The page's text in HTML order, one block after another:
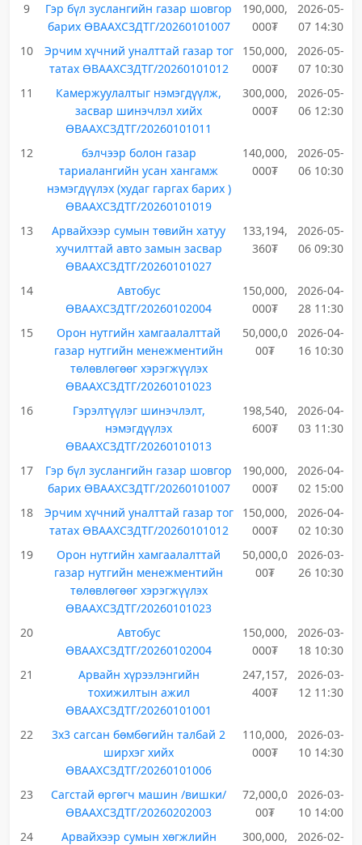
9
Гэр бүл зуслангийн газар шовгор
барих ӨВААХСЗДТГ/20260101007
190,000,
000₮
2026-05-
07 14:30
10
Эрчим хүчний уналттай газар тог
татах ӨВААХСЗДТГ/20260101012
150,000,
000₮
2026-05-
07 10:30
11
Камержуулалтыг нэмэгдүүлж,
засвар шинэчлэл хийх
ӨВААХСЗДТГ/20260101011
300,000,
000₮
2026-05-
06 12:30
12
бэлчээр болон газар
тариалангийн усан хангамж
нэмэгдүүлэх (худаг гаргах барих )
ӨВААХСЗДТГ/20260101019
140,000,
000₮
2026-05-
06 10:30
13
Арвайхээр сумын төвийн хатуу
хучилттай авто замын засвар
ӨВААХСЗДТГ/20260101027
133,194,
360₮
2026-05-
06 09:30
14
Автобус
ӨВААХСЗДТГ/20260102004
150,000,
000₮
2026-04-
28 11:30
15
Орон нутгийн хамгаалалттай
газар нутгийн менежментийн
төлөвлөгөөг хэрэгжүүлэх
ӨВААХСЗДТГ/20260101023
50,000,0
00₮
2026-04-
16 10:30
16
Гэрэлтүүлэг шинэчлэлт,
нэмэгдүүлэх
ӨВААХСЗДТГ/20260101013
198,540,
600₮
2026-04-
03 11:30
17
Гэр бүл зуслангийн газар шовгор
барих ӨВААХСЗДТГ/20260101007
190,000,
000₮
2026-04-
02 15:00
18
Эрчим хүчний уналттай газар тог
татах ӨВААХСЗДТГ/20260101012
150,000,
000₮
2026-04-
02 10:30
19
Орон нутгийн хамгаалалттай
газар нутгийн менежментийн
төлөвлөгөөг хэрэгжүүлэх
ӨВААХСЗДТГ/20260101023
50,000,0
00₮
2026-03-
26 10:30
20
Автобус
ӨВААХСЗДТГ/20260102004
150,000,
000₮
2026-03-
18 10:30
21
Арвайн хүрээлэнгийн
тохижилтын ажил
ӨВААХСЗДТГ/20260101001
247,157,
400₮
2026-03-
12 11:30
22
3х3 сагсан бөмбөгийн талбай 2
ширхэг хийх
ӨВААХСЗДТГ/20260101006
110,000,
000₮
2026-03-
10 14:30
23
Сагстай өргөгч машин /вишки/
ӨВААХСЗДТГ/20260202003
72,000,0
00₮
2026-03-
10 14:00
24
Арвайхээр сумын хөгжлийн
300,000,
2026-02-